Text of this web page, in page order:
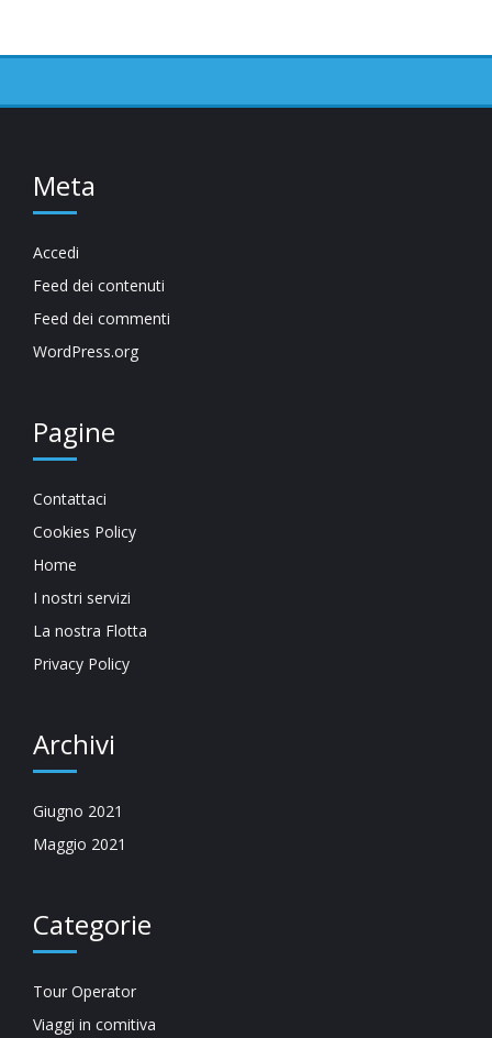
Meta
Accedi
Feed dei contenuti
Feed dei commenti
WordPress.org
Pagine
Contattaci
Cookies Policy
Home
I nostri servizi
La nostra Flotta
Privacy Policy
Archivi
Giugno 2021
Maggio 2021
Categorie
Tour Operator
Viaggi in comitiva